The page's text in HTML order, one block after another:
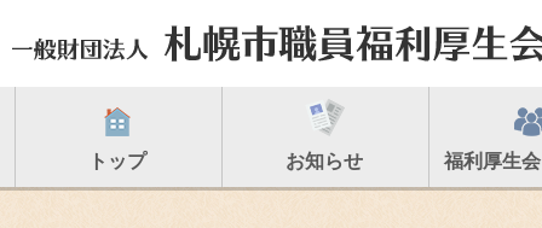
トップ お知らせ 福利厚生